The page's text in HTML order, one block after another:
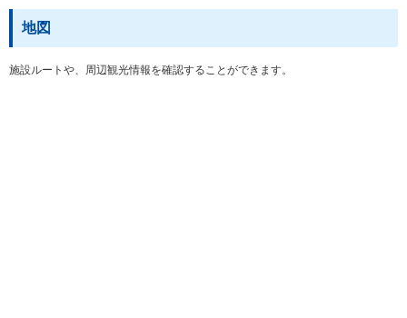
地図
施設ルートや、周辺観光情報を確認することができます。